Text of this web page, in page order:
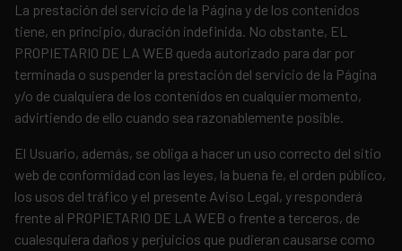
La prestación del servicio de la Página y de los contenidos
tiene, en principio, duración indefinida. No obstante, EL
PROPIETARIO DE LA WEB queda autorizado para dar por
terminada o suspender la prestación del servicio de la Página
y/o de cualquiera de los contenidos en cualquier momento,
advirtiendo de ello cuando sea razonablemente posible.
El Usuario, además, se obliga a hacer un uso correcto del sitio
web de conformidad con las leyes, la buena fe, el orden público,
los usos del tráfico y el presente Aviso Legal, y responderá
frente al PROPIETARIO DE LA WEB o frente a terceros, de
cualesquiera daños y perjuicios que pudieran causarse como